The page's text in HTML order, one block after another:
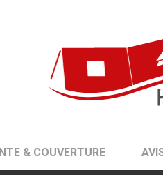
& COUVERTURE